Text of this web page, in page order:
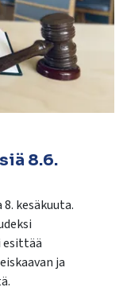
8.6.
kesäkuuta.
esittää
ja